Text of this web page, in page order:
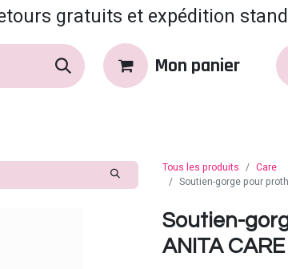
gratuits et expédition
Mon panier
Tous les produits
Care
Soutien-gorge pour
Soutien-
ANITA